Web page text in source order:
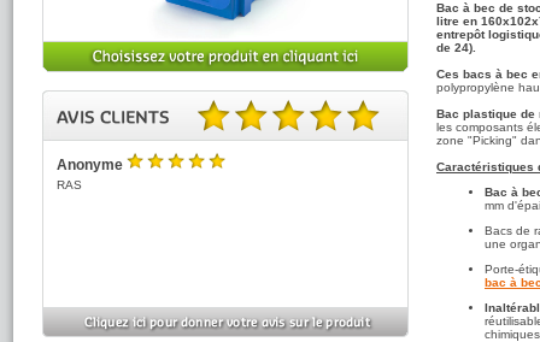
5.00 sur 5 basé sur 1 note(s).
Anonyme
RAS
Bac à bec de
litre en
entrepôt
de 24).
Ces bacs à bec
polypropylène
Bac plastique de
les composants
zone "Picking"
Caractéristiques
Bac à
mm
Bacs de
une
Porte-
bac à